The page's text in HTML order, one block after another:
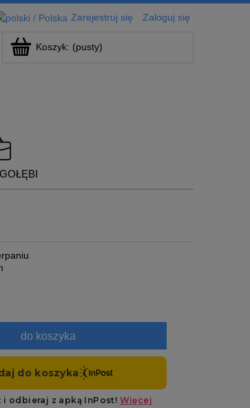
Zarejestruj się Zaloguj się
Koszyk: (pusty)
do koszyka